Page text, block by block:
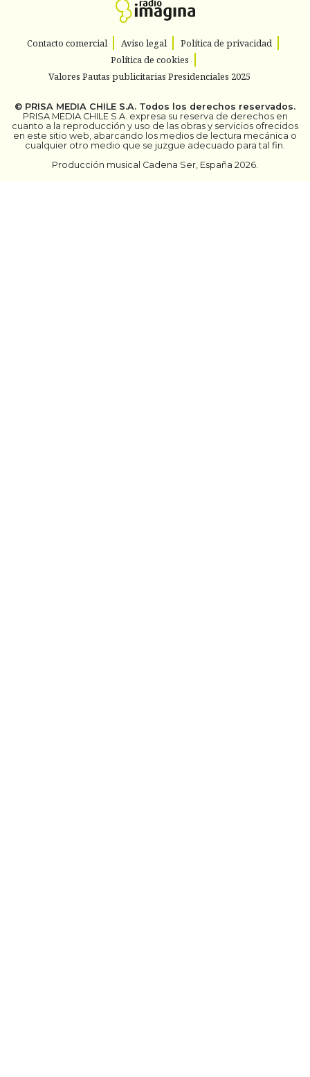
Contacto comercial Aviso legal
Política de privacidad
Política de cookies
Valores Pautas publicitarias Presidenciales 2025
© PRISA MEDIA CHILE S.A. Todos los derechos reservados.
PRISA MEDIA CHILE S.A. expresa su reserva de derechos en
cuanto a la reproducción y uso de las obras y servicios ofrecidos
en este sitio web, abarcando los medios de lectura mecánica o
cualquier otro medio que se juzgue adecuado para tal fin.
Producción musical Cadena Ser, España 2026.